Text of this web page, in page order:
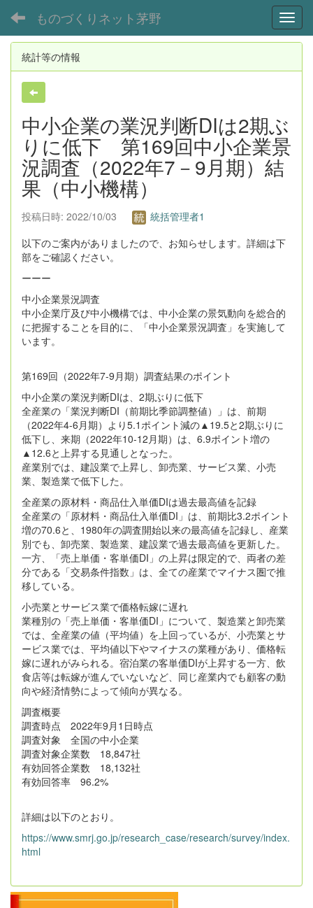
ものづくりネット茅野
統計等の情報
中小企業の業況判断DIは2期ぶ
りに低下 第169回中小企業景
況調査（2022年7－9月期）結
果（中小機構）
投稿日時: 2022/10/03
統括管理者1
以下のご案内がありましたので、お知らせします。詳細は下
部をご確認ください。
ーーー
中小企業景況調査
中小企業庁及び中小機構では、中小企業の景気動向を総合的
に把握することを目的に、「中小企業景況調査」を実施して
います。
第169回（2022年7-9月期）調査結果のポイント
中小企業の業況判断DIは、2期ぶりに低下
全産業の「業況判断DI（前期比季節調整値）」は、前期
（2022年4-6月期）より5.1ポイント減の▲19.5と2期ぶりに
低下し、来期（2022年10-12月期）は、6.9ポイント増の
▲12.6と上昇する見通しとなった。
産業別では、建設業で上昇し、卸売業、サービス業、小売
業、製造業で低下した。
全産業の原材料・商品仕入単価DIは過去最高値を記録
全産業の「原材料・商品仕入単価DI」は、前期比3.2ポイント
増の70.6と、1980年の調査開始以来の最高値を記録し、産業
別でも、卸売業、製造業、建設業で過去最高値を更新した。
一方、「売上単価・客単価DI」の上昇は限定的で、両者の差
分である「交易条件指数」は、全ての産業でマイナス圏で推
移している。
小売業とサービス業で価格転嫁に遅れ
業種別の「売上単価・客単価DI」について、製造業と卸売業
では、全産業の値（平均値）を上回っているが、小売業とサ
ービス業では、平均値以下やマイナスの業種があり、価格転
嫁に遅れがみられる。宿泊業の客単価DIが上昇する一方、飲
食店等は転嫁が進んでいないなど、同じ産業内でも顧客の動
向や経済情勢によって傾向が異なる。
調査概要
調査時点 2022年9月1日時点
調査対象 全国の中小企業
調査対象企業数 18,847社
有効回答企業数 18,132社
有効回答率 96.2%
詳細は以下のとおり。
https://www.smrj.go.jp/research_case/research/survey/index.
html